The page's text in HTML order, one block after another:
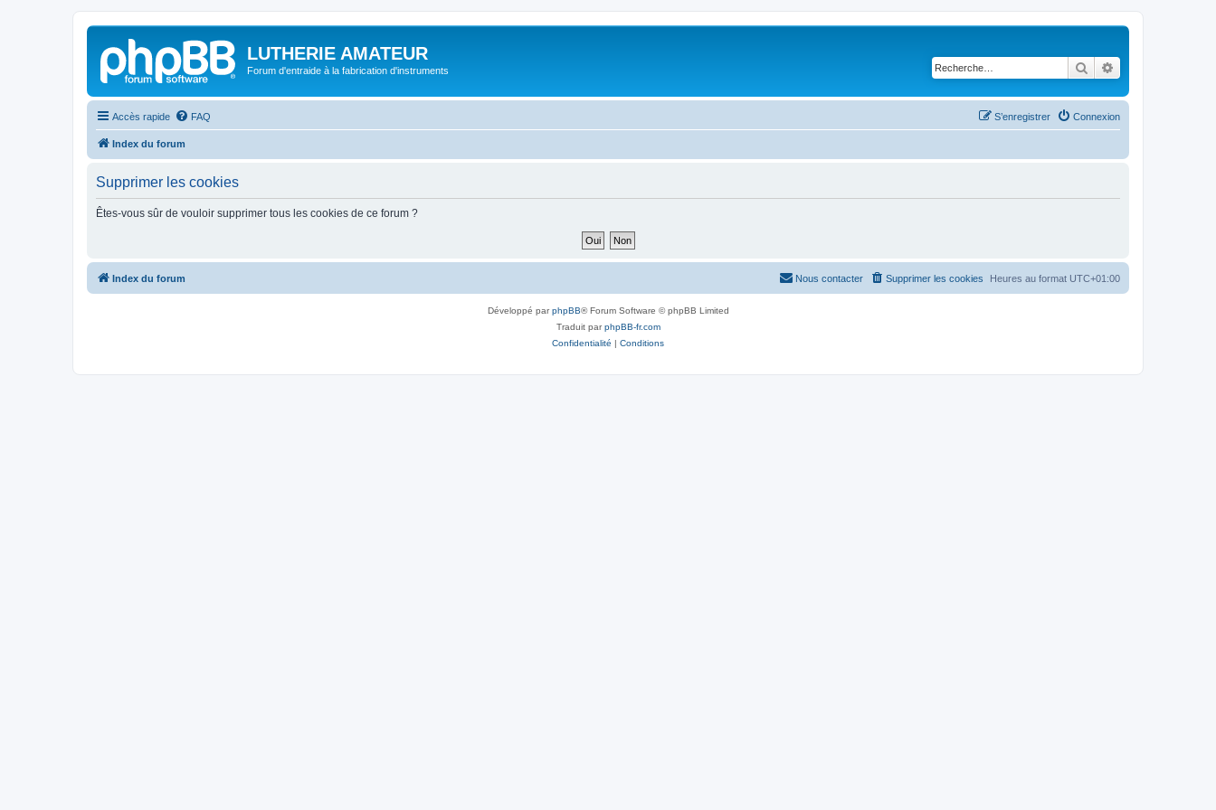
LUTHERIE AMATEUR
Forum d'entraide à la fabrication d'instruments Rechercher
Accès rapide FAQ Connexion
S’enregistrer
Index du forum
Supprimer les cookies
Êtes-vous sûr de vouloir supprimer tous les cookies de ce forum ?
Index du forum Heures au format UTC+01:00
Supprimer les cookies
Nous contacter
Développé parphpBB® Forum Software © phpBB Limited
Traduit parphpBB-fr.com
Confidentialité | Conditions